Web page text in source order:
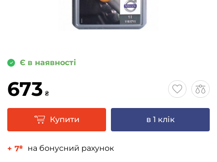
Є в наявності
673 ₴
Купити в 1 клік
+ 7₴ на бонусний рахунок